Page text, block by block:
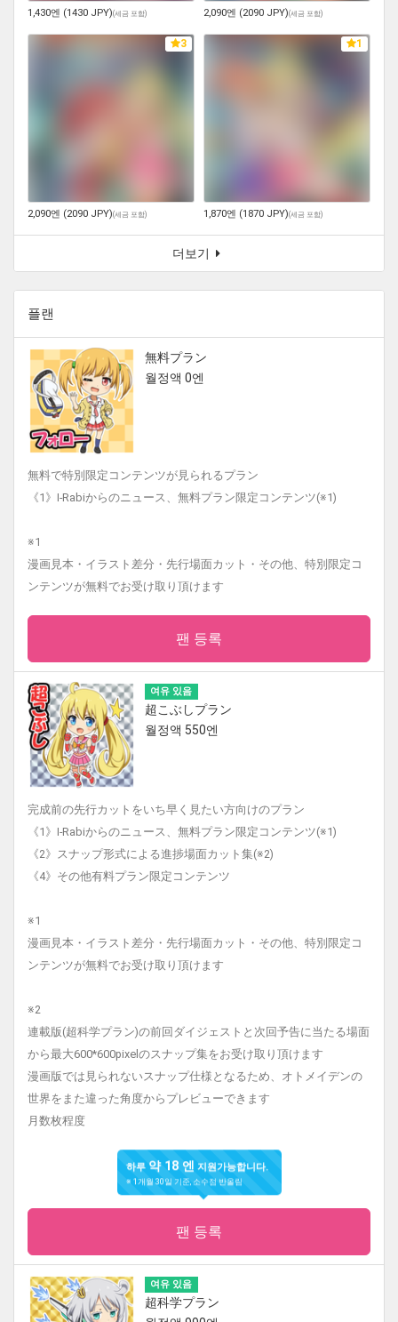
1,430엔 (1430 JPY)(세금 포함) 2,090엔 (2090 JPY)(세금 포함)
3
2,090엔 (2090 JPY)(세금 포함)
1
1,870엔 (1870 JPY)(세금 포함)
더보기
플랜
無料プラン
월정액 0엔
無料で特別限定コンテンツが見られるプラン
《1》I-Rabiからのニュース、無料プラン限定コンテンツ(※1)
※1
漫画見本・イラスト差分・先行場面カット・その他、特別限定コ
ンテンツが無料でお受け取り頂けます
팬 등록
여유 있음
超こぶしプラン
월정액 550엔
完成前の先行カットをいち早く見たい方向けのプラン
《1》I-Rabiからのニュース、無料プラン限定コンテンツ(※1)
《2》スナップ形式による進捗場面カット集(※2)
《4》その他有料プラン限定コンテンツ
※1
漫画見本・イラスト差分・先行場面カット・その他、特別限定コ
ンテンツが無料でお受け取り頂けます
※2
連載版(超科学プラン)の前回ダイジェストと次回予告に当たる場面
から最大600*600pixelのスナップ集をお受け取り頂けます
漫画版では見られないスナップ仕様となるため、オトメイデンの
世界をまた違った角度からプレビューできます
月数枚程度
하루 약 18 엔지원가능합니다.
※ 1개월 30일 기준, 소수점 반올림
팬 등록
여유 있음
超科学プラン